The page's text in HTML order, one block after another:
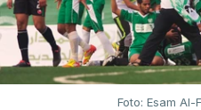
Foto: Esam Al-